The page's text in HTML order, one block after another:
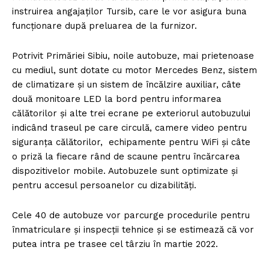
instruirea angajaților Tursib, care le vor asigura buna
funcționare după preluarea de la furnizor.
Potrivit Primăriei Sibiu, noile autobuze, mai prietenoase
cu mediul, sunt dotate cu motor Mercedes Benz, sistem
de climatizare și un sistem de încălzire auxiliar, câte
două monitoare LED la bord pentru informarea
călătorilor și alte trei ecrane pe exteriorul autobuzului
indicând traseul pe care circulă, camere video pentru
siguranța călătorilor, echipamente pentru WiFi și câte
o priză la fiecare rând de scaune pentru încărcarea
dispozitivelor mobile. Autobuzele sunt optimizate și
pentru accesul persoanelor cu dizabilități.
Cele 40 de autobuze vor parcurge procedurile pentru
înmatriculare și inspecții tehnice și se estimează că vor
putea intra pe trasee cel târziu în martie 2022.